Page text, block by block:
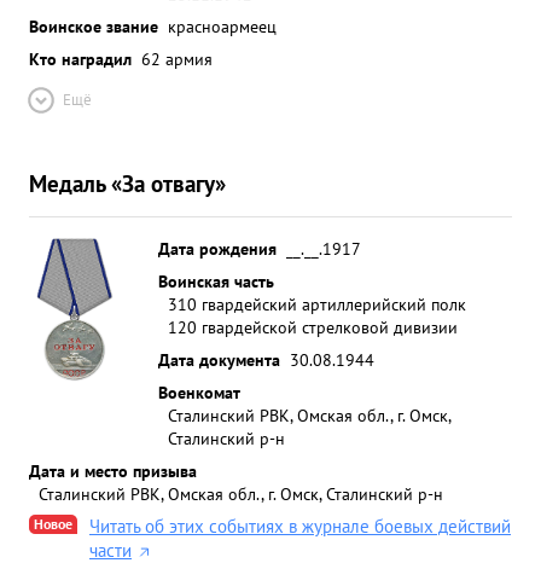
Воинское звание красноармеец
Кто наградил 62 армия
Ещё
Медаль «За отвагу»
Дата рождения
__.__.1917
Воинская часть
310 гвардейский артиллерийский полк
120 гвардейской стрелковой дивизии
Дата документа 30.08.1944
Военкомат
Сталинский РВК, Омская обл., г. Омск,
Сталинский р-н
Дата и место призыва
Сталинский РВК, Омская обл., г. Омск, Сталинский р-н
Новое
Читать об этих событиях в журнале боевых действий
части